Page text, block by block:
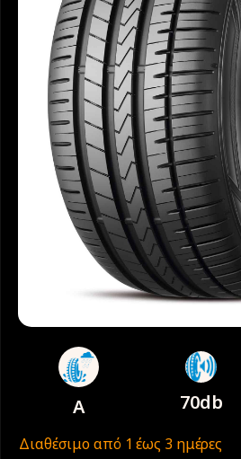
A 70db
Διαθέσιμο από 1 έως 3 ημέρες